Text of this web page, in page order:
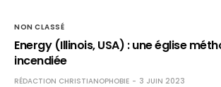
NON CLASSÉ
Energy (Illinois, USA) : une église
incendiée
RÉDACTION CHRISTIANOPHOBIE 3 JUIN 2023